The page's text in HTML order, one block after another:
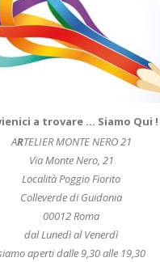
a trovare … Siamo Qui !
ARTELIER MONTE NERO 21
Via Monte Nero, 21
Località Poggio Fiorito
Colleverde di Guidonia
00012 Roma
dal Lunedì al Venerdì
aperti dalle 9,30 alle 19,30